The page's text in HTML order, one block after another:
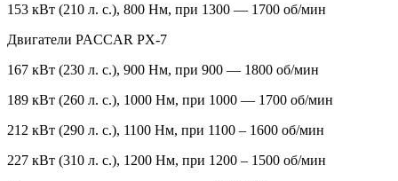
153 кВт (210 л. с.), 800 Нм, при 1300 — 1700 об/мин
Двигатели PACCAR PX-7
167 кВт (230 л. с.), 900 Нм, при 900 — 1800 об/мин
189 кВт (260 л. с.), 1000 Нм, при 1000 — 1700 об/мин
212 кВт (290 л. с.), 1100 Нм, при 1100 – 1600 об/мин
227 кВт (310 л. с.), 1200 Нм, при 1200 – 1500 об/мин